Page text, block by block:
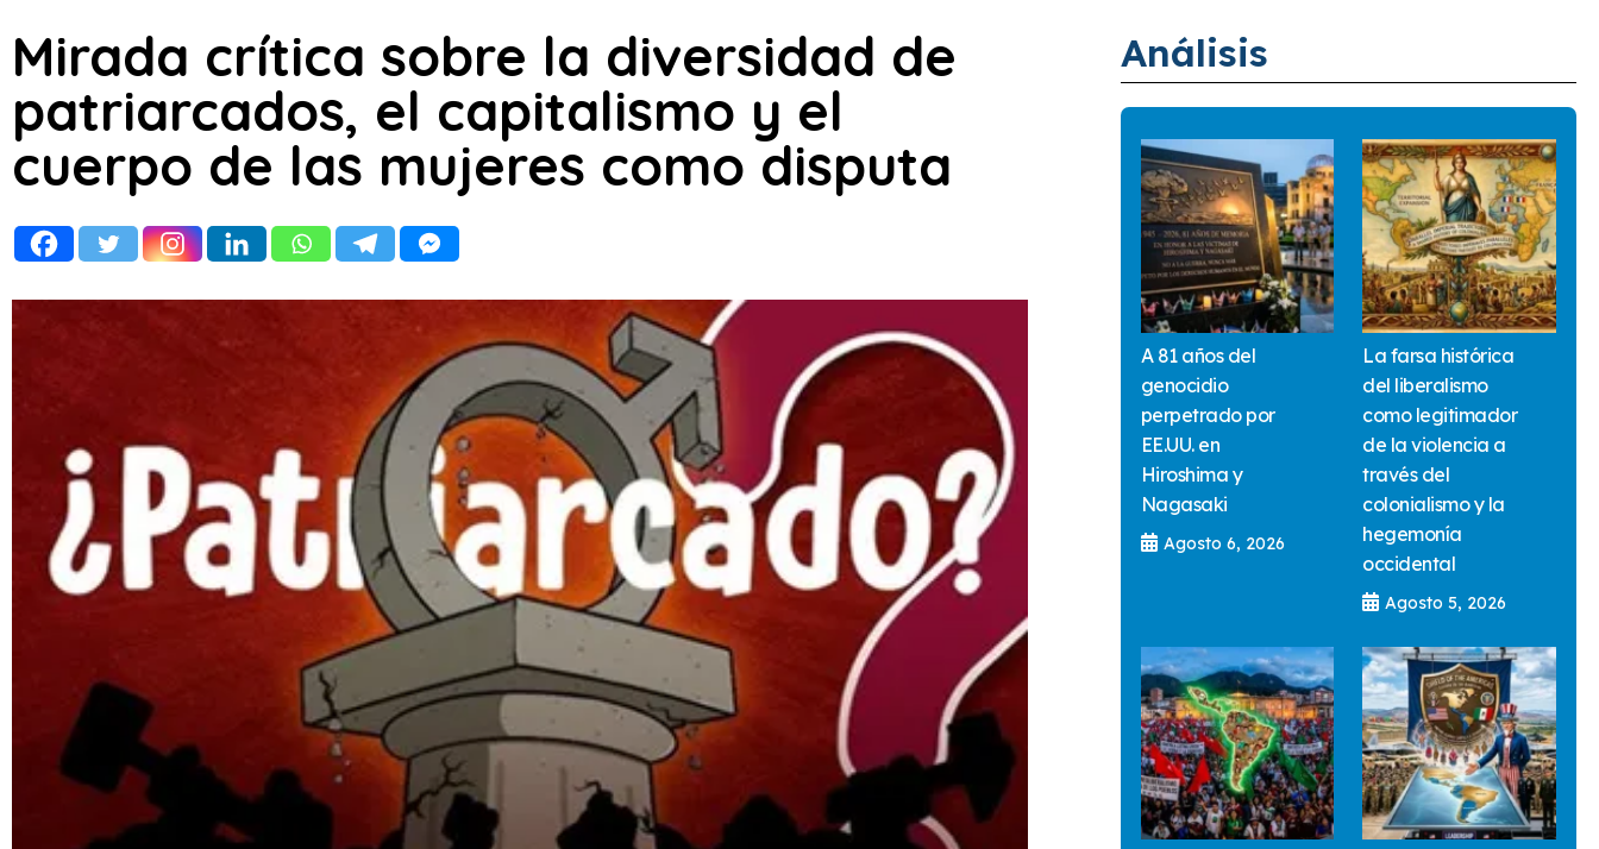
Mirada crítica sobre la diversidad de
patriarcados, el capitalismo y el
cuerpo de las mujeres como disputa
Análisis
A 81 años del
genocidio
perpetrado por
EE.UU. en
Hiroshima y
Nagasaki
Agosto 6, 2026
La farsa histórica
del liberalismo
como legitimador
de la violencia a
través del
colonialismo y la
hegemonía
occidental
Agosto 5, 2026